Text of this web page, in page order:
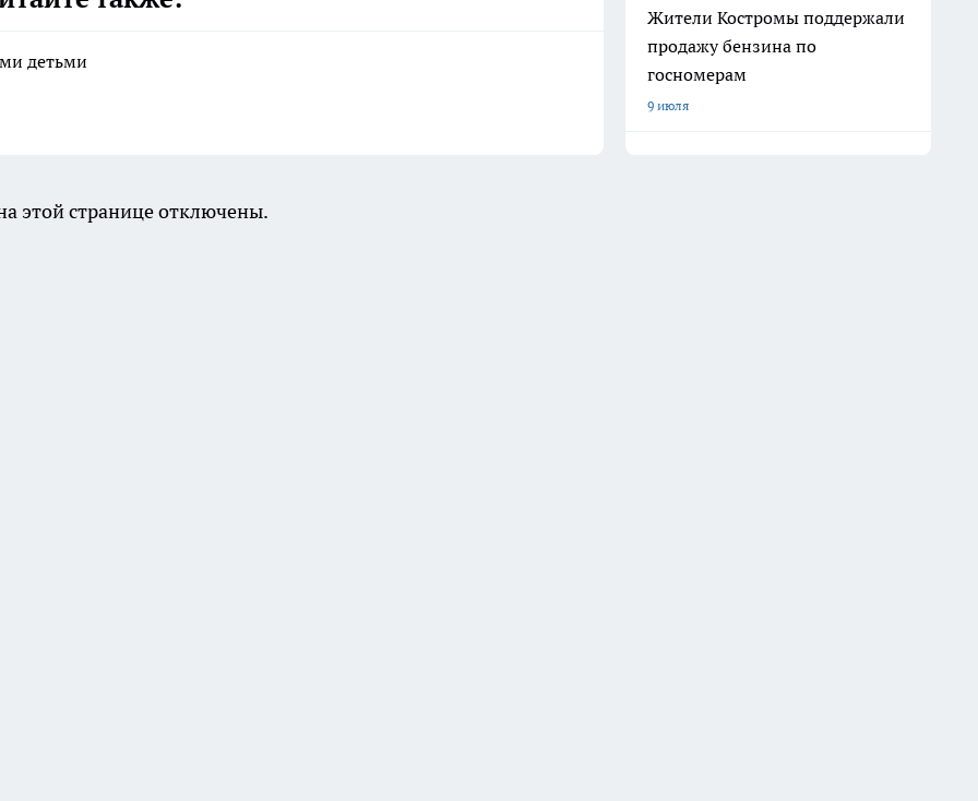
детьми
Жители Костромы поддержали
продажу бензина по
госномерам
9 июля
этой странице отключены.